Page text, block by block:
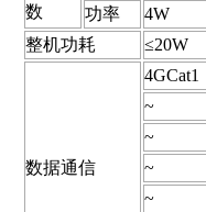
数
功率
4W
整机功耗
≤20W
数据通信
4GCat1
~
~
~
~